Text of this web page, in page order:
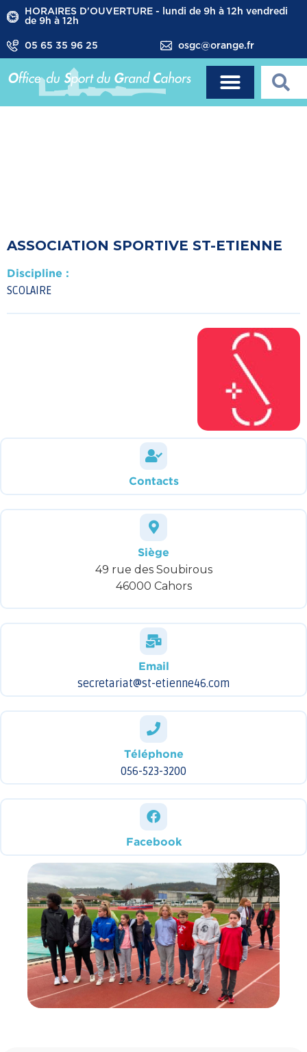
HORAIRES D'OUVERTURE - lundi de 9h à 12h vendredi
de 9h à 12h
05 65 35 96 25 osgc@orange.fr
ASSOCIATION SPORTIVE ST-ETIENNE
Discipline :
SCOLAIRE
Contacts
Siège
49 rue des Soubirous
46000 Cahors
Email
secretariat@st-etienne46.com
Téléphone
056-523-3200
Facebook